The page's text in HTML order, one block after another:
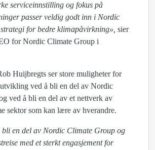
serviceinnstilling og fokus på
passer veldig godt inn i Nordic
for bedre klimapåvirkning», sier
for Nordic Climate Group i
Huijbregts ser store muligheter for
ved å bli en del av Nordic
ved å bli en del av et nettverk av
sektor som kan lære av hverandre.
bli en del av Nordic Climate Group og
med et sterkt engasjement for